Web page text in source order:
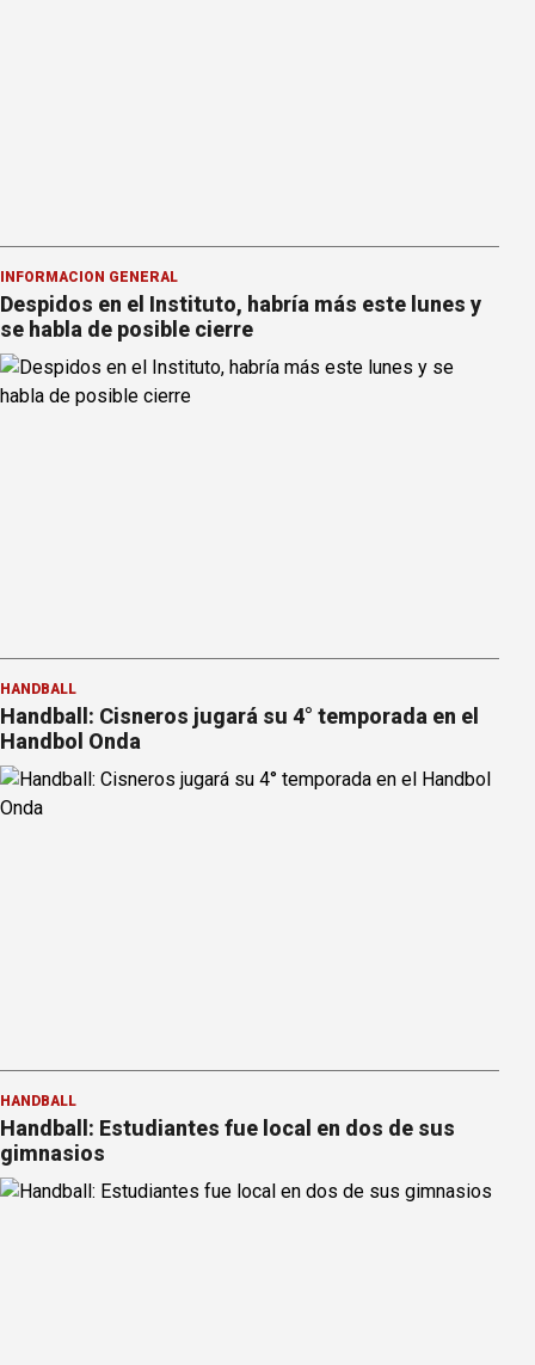
INFORMACION GENERAL
Despidos en el Instituto, habría más este lunes y
se habla de posible cierre
HANDBALL
Handball: Cisneros jugará su 4° temporada en el
Handbol Onda
HANDBALL
Handball: Estudiantes fue local en dos de sus
gimnasios